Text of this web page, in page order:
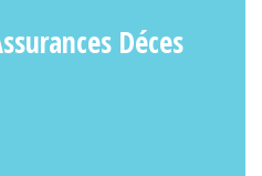
Déces